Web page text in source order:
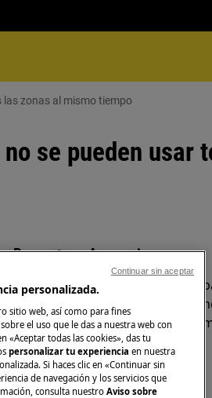
zonas al mismo tiempo
se pueden usar
Repuestos y Accesorios
Encuentra repuestos originales
electrodoméstico en nuestra
recíbelos directamente en tu
A la tienda en línea
personalizada.
sitio web, así como para fines
el uso que le das a nuestra web con
«Aceptar todas las cookies», das tu
personalizar tu experiencia en nuestra
Si haces clic en «Continuar sin
de navegación y los servicios que
consulta nuestroAviso sobre
Continuar sin aceptar